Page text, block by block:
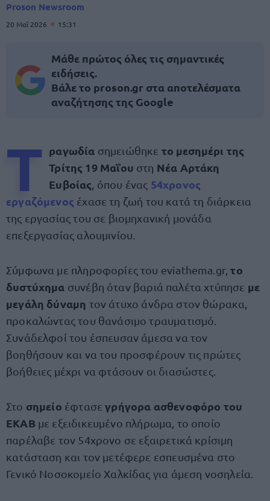
Proson Newsroom
20 Μαΐ 2026 15:31
Μάθε πρώτος όλες τις σημαντικές
ειδήσεις.
Βάλε το proson.gr στα αποτελέσματα
αναζήτησης της Google
Τ ραγωδία σημειώθηκε το μεσημέρι της
Τρίτης 19 Μαΐου στη Νέα Αρτάκη
Ευβοίας , όπου ένας 54χρονος
εργαζόμενος έχασε τη ζωή του κατά τη διάρκεια
της εργασίας του σε βιομηχανική μονάδα
επεξεργασίας αλουμινίου.
Σύμφωνα με πληροφορίες του eviathema.gr, το
δυστύχημα συνέβη όταν βαριά παλέτα χτύπησε με
μεγάλη δύναμη τον άτυχο άνδρα στον θώρακα,
προκαλώντας του θανάσιμο τραυματισμό.
Συνάδελφοί του έσπευσαν άμεσα να τον
βοηθήσουν και να του προσφέρουν τις πρώτες
βοήθειες μέχρι να φτάσουν οι διασώστες.
Στο σημείο έφτασεγρήγορα ασθενοφόρο του
ΕΚΑΒ με εξειδικευμένο πλήρωμα, το οποίο
παρέλαβε τον 54χρονο σε εξαιρετικά κρίσιμη
κατάσταση και τον μετέφερε εσπευσμένα στο
Γενικό Νοσοκομείο Χαλκίδας για άμεση νοσηλεία.